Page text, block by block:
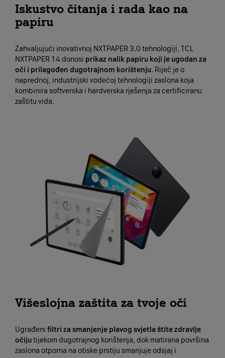
Iskustvo čitanja i rada kao na
papiru
Zahvaljujući inovativnoj NXTPAPER 3.0 tehnologiji, TCL
NXTPAPER 14 donosi prikaz nalik papiru koji je ugodan za
oči i prilagođen dugotrajnom korištenju. Riječ je o
naprednoj, industrijski vodećoj tehnologiji zaslona koja
kombinira softverska i hardverska rješenja za certificiranu
zaštitu vida.
Višeslojna zaštita za tvoje oči
Ugrađeni filtri za smanjenje plavog svjetla štite zdravlje
očijutijekom dugotrajnog korištenja, dok matirana površina
zaslona otporna na otiske prstiju smanjuje odsjaj i